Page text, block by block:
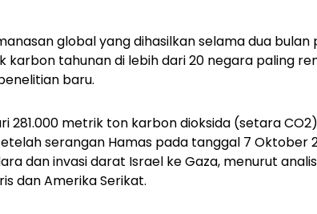
global yang dihasilkan selama dua
karbon tahunan di lebih dari 20 negara paling
baru.
281.000 metrik ton karbon dioksida (setara
serangan Hamas pada tanggal 7 Oktober
dan invasi darat Israel ke Gaza, menurut
dan Amerika Serikat.